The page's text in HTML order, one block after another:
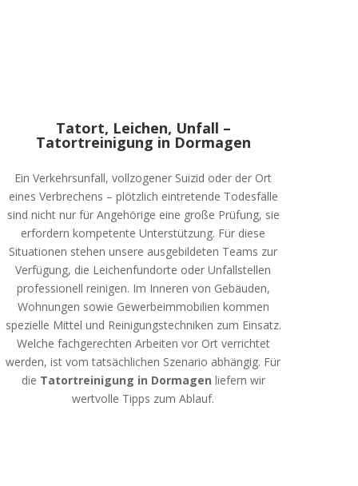
Tatort, Leichen, Unfall –
Tatortreinigung in Dormagen
Ein Verkehrsunfall, vollzogener Suizid oder der Ort
eines Verbrechens – plötzlich eintretende Todesfälle
sind nicht nur für Angehörige eine große Prüfung, sie
erfordern kompetente Unterstützung. Für diese
Situationen stehen unsere ausgebildeten Teams zur
Verfügung, die Leichenfundorte oder Unfallstellen
professionell reinigen. Im Inneren von Gebäuden,
Wohnungen sowie Gewerbeimmobilien kommen
spezielle Mittel und Reinigungstechniken zum Einsatz.
Welche fachgerechten Arbeiten vor Ort verrichtet
werden, ist vom tatsächlichen Szenario abhängig. Für
die Tatortreinigung in Dormagen liefern wir
wertvolle Tipps zum Ablauf.